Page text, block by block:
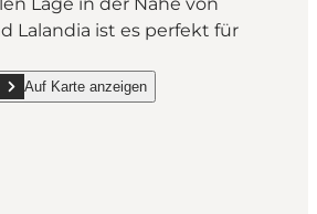
Lalandia ist es perfekt für
Svanen - Schönes Hotel in
Auf Karte anzeigen
show Hotel Svanen - Schönes Hotel in Billund